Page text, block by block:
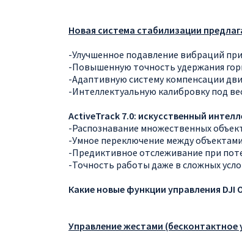
Новая система стабилизации
-Улучшенное подавление вибраций
-Повышенную точность удержания
-Адаптивную систему компенсации
-Интеллектуальную калибровку под
ActiveTrack 7.0: искусственный
-Распознавание множественных
-Умное переключение между
-Предиктивное отслеживание при
-Точность работы даже в сложных
Какие новые функции управления DJI
Управление жестами (бесконтактное